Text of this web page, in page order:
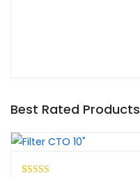
Best Rated Products